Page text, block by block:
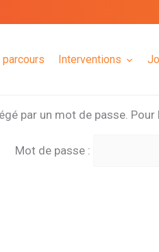
parcours Interventions
par un mot de passe.
Mot de passe :